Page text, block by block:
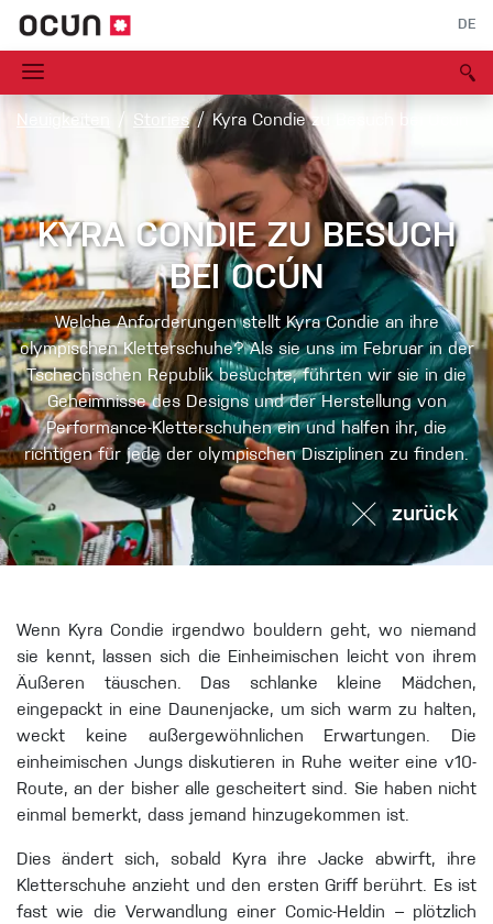
DE
Neuigkeiten Stories Kyra Condie zu Besuch bei Ocún
KYRA CONDIE ZU BESUCH
BEI OCÚN
Welche Anforderungen stellt Kyra Condie an ihre
olympischen Kletterschuhe? Als sie uns im Februar in der
Tschechischen Republik besuchte, führten wir sie in die
Geheimnisse des Designs und der Herstellung von
Performance-Kletterschuhen ein und halfen ihr, die
richtigen für jede der olympischen Disziplinen zu finden.
zurück
Wenn Kyra Condie irgendwo bouldern geht, wo niemand
sie kennt, lassen sich die Einheimischen leicht von ihrem
Äußeren täuschen. Das schlanke kleine Mädchen,
eingepackt in eine Daunenjacke, um sich warm zu halten,
weckt keine außergewöhnlichen Erwartungen. Die
einheimischen Jungs diskutieren in Ruhe weiter eine v10-
Route, an der bisher alle gescheitert sind. Sie haben nicht
einmal bemerkt, dass jemand hinzugekommen ist.
Dies ändert sich, sobald Kyra ihre Jacke abwirft, ihre
Kletterschuhe anzieht und den ersten Griff berührt. Es ist
fast wie die Verwandlung einer Comic-Heldin – plötzlich